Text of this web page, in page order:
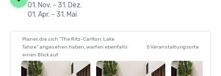
01. Nov. - 31. Dez.
01. Apr. - 31. Mai
Planer, die sich "The Ritz-Carlton, Lake
Tahoe" angesehen haben, warfen ebenfalls
einen Blick auf
5 Veranstaltungsorte